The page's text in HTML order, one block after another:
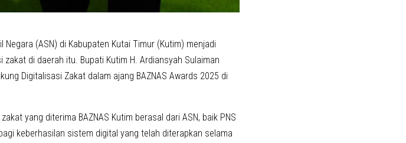
Negara (ASN) di Kabupaten Kutai Timur (Kutim) menjadi
di daerah itu. Bupati Kutim H. Ardiansyah Sulaiman
Digitalisasi Zakat dalam ajang BAZNAS Awards 2025 di
yang diterima BAZNAS Kutim berasal dari ASN, baik PNS
keberhasilan sistem digital yang telah diterapkan selama